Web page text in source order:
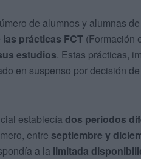
de alumnos y alumnas de
prácticas FCT (Formación
estudios. Estas prácticas,
en suspenso por decisión
establecía dos periodos
entre septiembre y
a la limitada